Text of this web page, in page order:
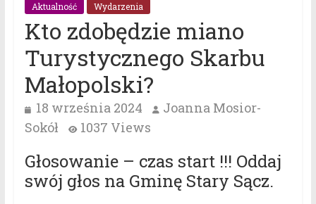
Aktualność Wydarzenia
Kto zdobędzie miano
Turystycznego Skarbu
Małopolski?
18 września 2024
Joanna Mosior-
Sokół
1037 Views
Głosowanie – czas start !!! Oddaj
swój głos na Gminę Stary Sącz.